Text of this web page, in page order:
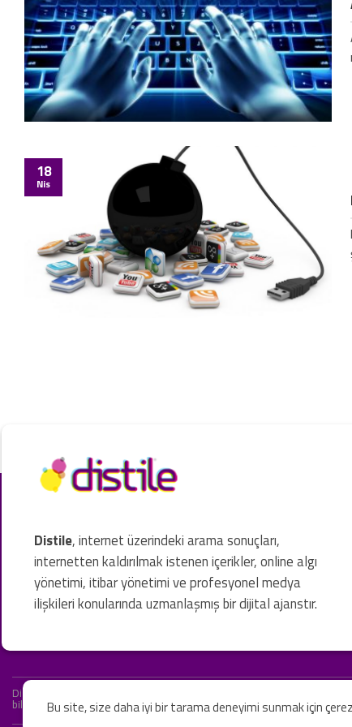
18
Nis
Distile, internet üzerindeki arama sonuçları,
internetten kaldırılmak istenen içerikler, online algı
yönetimi, itibar yönetimi ve profesyonel medya
ilişkileri konularında uzmanlaşmış bir dijital ajanstır.
Distile bir hukuk firması değildir ve hizmetlerimizin hiçbiri resmi
bilgiler yalnızca genel bilgi niteliğindedir. Yasal tavsiye olarak
Bu site, size daha iyi bir tarama deneyimi sunmak için